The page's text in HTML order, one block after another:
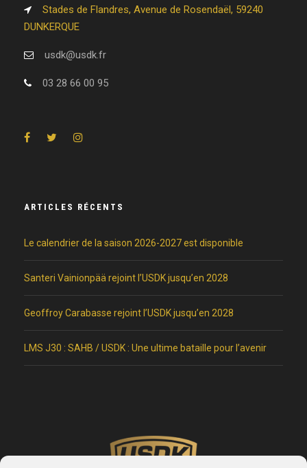
Stades de Flandres, Avenue de Rosendaël, 59240
DUNKERQUE
usdk@usdk.fr
03 28 66 00 95
ARTICLES RÉCENTS
Le calendrier de la saison 2026-2027 est disponible
Santeri Vainionpää rejoint l’USDK jusqu’en 2028
Geoffroy Carabasse rejoint l’USDK jusqu’en 2028
LMS J30 : SAHB / USDK : Une ultime bataille pour l’avenir